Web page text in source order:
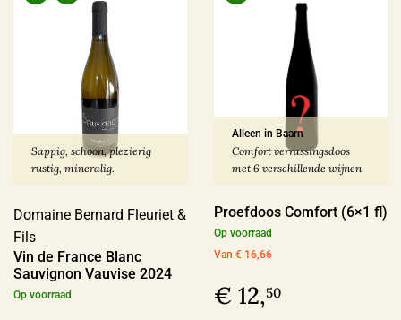
Sappig, schoon, plezierig
rustig, mineralig.
Domaine Bernard Fleuriet &
Fils
Vin de France Blanc
Sauvignon Vauvise 2024
Op voorraad
Alleen in Baarn
Comfort verrassingsdoos
met 6 verschillende wijnen
Proefdoos Comfort (6×1 fl)
Op voorraad
Van € 16,66
€ 12,50